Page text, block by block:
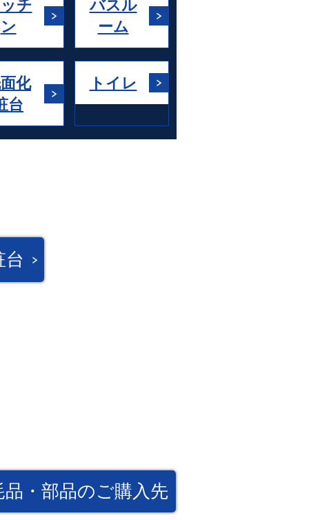
チ
ン
バスル
ーム
化
台
トイレ
台
品・部品のご購入先